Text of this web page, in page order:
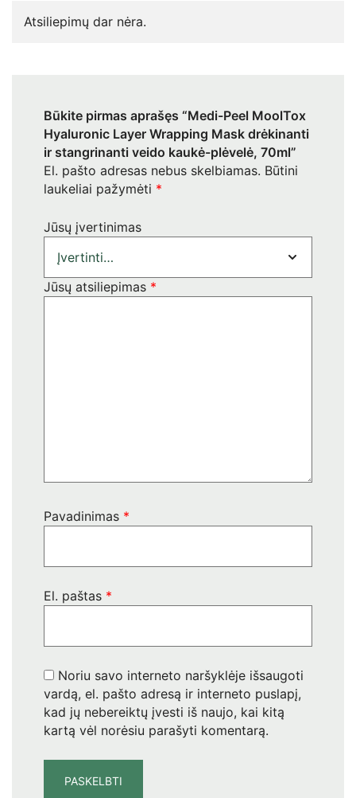
Atsiliepimų dar nėra.
Būkite pirmas aprašęs “Medi-Peel MoolTox
Hyaluronic Layer Wrapping Mask drėkinanti
ir stangrinanti veido kaukė-plėvelė, 70ml”
El. pašto adresas nebus skelbiamas. Būtini
laukeliai pažymėti *
Jūsų įvertinimas
Jūsų atsiliepimas *
Pavadinimas *
El. paštas *
Noriu savo interneto naršyklėje išsaugoti
vardą, el. pašto adresą ir interneto puslapį,
kad jų nebereiktų įvesti iš naujo, kai kitą
kartą vėl norėsiu parašyti komentarą.